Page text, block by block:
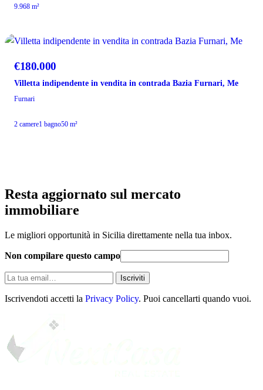
9.968 m²
€180.000
Villetta indipendente in vendita in contrada Bazia Furnari, Me
Furnari
2 camere1 bagno50 m²
Resta aggiornato sul mercato
immobiliare
Le migliori opportunità in Sicilia direttamente nella tua inbox.
Non compilare questo campo
La
tua
email
Iscriviti
Iscrivendoti accetti la Privacy Policy. Puoi cancellarti quando vuoi.